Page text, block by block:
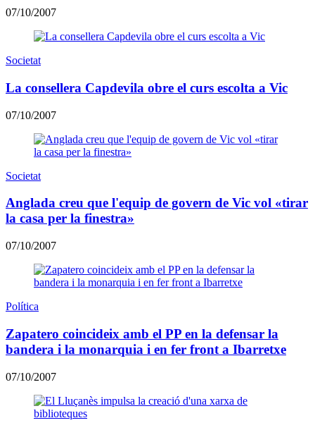
07/10/2007
Societat
La consellera Capdevila obre el curs escolta a Vic
07/10/2007
Societat
Anglada creu que l'equip de govern de Vic vol «tirar
la casa per la finestra»
07/10/2007
Política
Zapatero coincideix amb el PP en la defensar la
bandera i la monarquia i en fer front a Ibarretxe
07/10/2007